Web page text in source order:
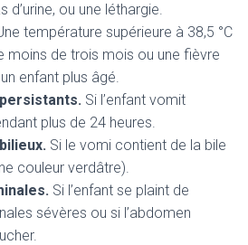
d’urine, ou une léthargie.
température supérieure à 38,5 °C
moins de trois mois ou une fièvre
enfant plus âgé.
Si l’enfant vomit
plus de 24 heures.
Si le vomi contient de la bile
couleur verdâtre).
Si l’enfant se plaint de
sévères ou si l’abdomen